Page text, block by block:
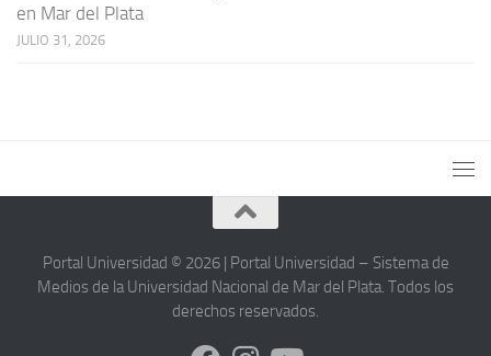
en Mar del Plata
JULIO 31, 2026
Portal Universidad © 2026 | Portal Universidad – Sistema de
Medios de la Universidad Nacional de Mar del Plata. Todos los
derechos reservados.